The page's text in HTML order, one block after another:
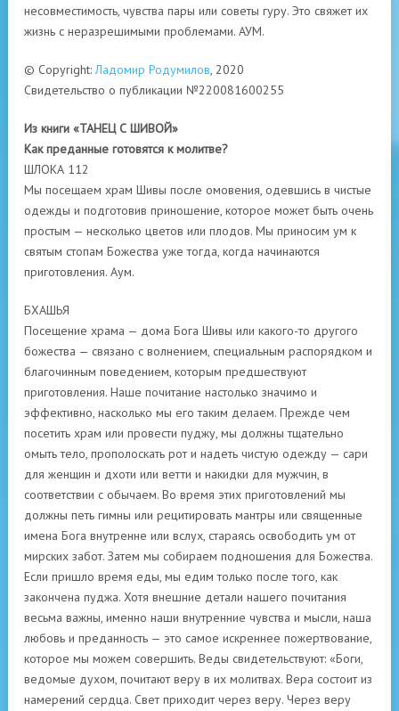
несовместимость, чувства пары или советы гуру. Это свяжет их
жизнь с неразрешимыми проблемами. АУМ.
© Copyright:Ладомир Родумилов, 2020
Свидетельство о публикации №220081600255
Из книги «ТАНЕЦ С ШИВОЙ»
Как преданные готовятся к молитве?
ШЛОКА 112
Мы посещаем храм Шивы после омовения, одевшись в чистые
одежды и подготовив приношение, которое может быть очень
простым — несколько цветов или плодов. Мы приносим ум к
святым стопам Божества уже тогда, когда начинаются
приготовления. Аум.
БХАШЬЯ
Посещение храма — дома Бога Шивы или какого-то другого
божества — связано с волнением, специальным распорядком и
благочинным поведением, которым предшествуют
приготовления. Наше почитание настолько значимо и
эффективно, насколько мы его таким делаем. Прежде чем
посетить храм или провести пуджу, мы должны тщательно
омыть тело, прополоскать рот и надеть чистую одежду — сари
для женщин и дхоти или ветти и накидки для мужчин, в
соответствии с обычаем. Во время этих приготовлений мы
должны петь гимны или рецитировать мантры или священные
имена Бога внутренне или вслух, стараясь освободить ум от
мирских забот. Затем мы собираем подношения для Божества.
Если пришло время еды, мы едим только после того, как
закончена пуджа. Хотя внешние детали нашего почитания
весьма важны, именно наши внутренние чувства и мысли, наша
любовь и преданность — это самое искреннее пожертвование,
которое мы можем совершить. Веды свидетельствуют: «Боги,
ведомые духом, почитают веру в их молитвах. Вера состоит из
намерений сердца. Свет приходит через веру. Через веру